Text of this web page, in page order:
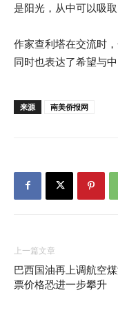
是阳光，从中可以吸取
作家查利塔在交流时
同时也表达了希望与
来源 南美侨报网
上一篇文章
巴西国油再上调航空
票价格恐进一步攀升